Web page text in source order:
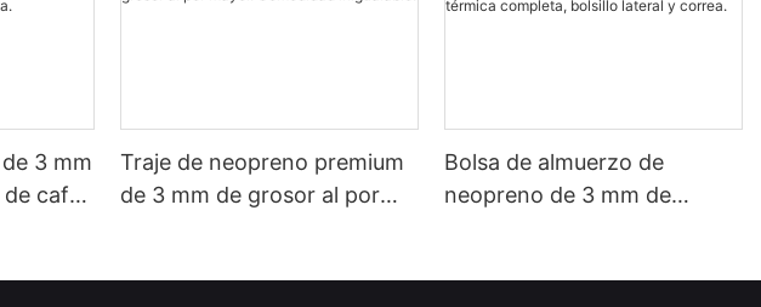
3 mm
café
Traje de neopreno premium
de 3 mm de grosor al por
Bolsa de almuerzo de
neopreno de 3 mm de